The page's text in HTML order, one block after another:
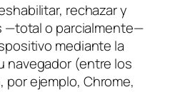
rechazar y
—total o parcialmente—
mediante la
navegador (entre los
ejemplo, Chrome,